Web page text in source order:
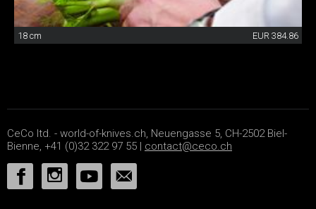
18 cm EUR 384.86
CeCo ltd. - world-of-knives.ch, Neuengasse 5, CH-2502 Biel-
Bienne, +41 (0)32 322 97 55 | contact@ceco.ch